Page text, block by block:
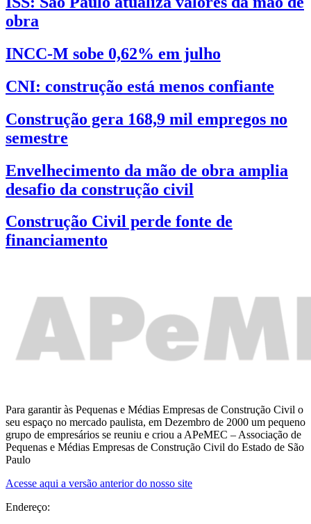
obra
INCC-M sobe 0,62% em julho
CNI: construção está menos confiante
Construção gera 168,9 mil empregos no
semestre
Envelhecimento da mão de obra amplia
desafio da construção civil
Construção Civil perde fonte de
financiamento
Para garantir às Pequenas e Médias Empresas de Construção Civil o
seu espaço no mercado paulista, em Dezembro de 2000 um pequeno
grupo de empresários se reuniu e criou a APeMEC – Associação de
Pequenas e Médias Empresas de Construção Civil do Estado de São
Paulo
Acesse aqui a versão anterior do nosso site
Endereço: